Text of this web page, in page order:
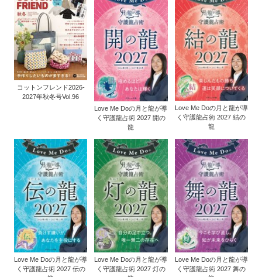
コットンフレンド2026-
2027年秋冬号Vol.96
Love Me Doの月と龍が導
く守護龍占術 2027 開の
龍
Love Me Doの月と龍が導
く守護龍占術 2027 結の
龍
Love Me Doの月と龍が導
く守護龍占術 2027 伝の
Love Me Doの月と龍が導
く守護龍占術 2027 灯の
Love Me Doの月と龍が導
く守護龍占術 2027 舞の